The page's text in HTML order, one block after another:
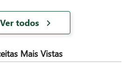
Ver todos
Mais Vistas